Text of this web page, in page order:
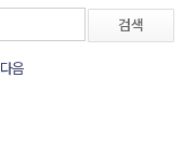
검색
다음